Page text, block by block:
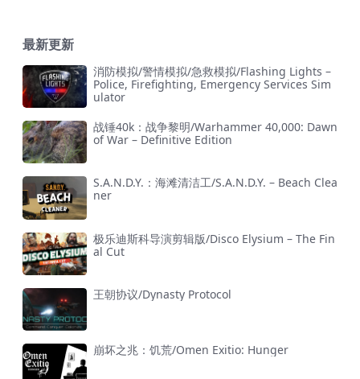
最新更新
消防模拟/警情模拟/急救模拟/Flashing Lights –
Police, Firefighting, Emergency Services Sim
ulator
战锤40k：战争黎明/Warhammer 40,000: Dawn
of War – Definitive Edition
S.A.N.D.Y.：海滩清洁工/S.A.N.D.Y. – Beach Clea
ner
极乐迪斯科导演剪辑版/Disco Elysium – The Fin
al Cut
王朝协议/Dynasty Protocol
崩坏之兆：饥荒/Omen Exitio: Hunger